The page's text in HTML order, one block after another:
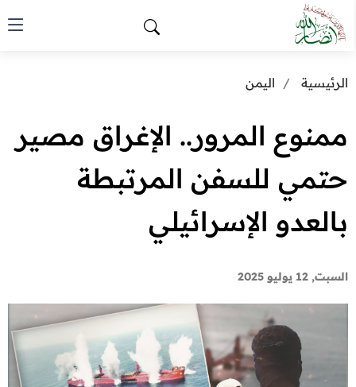
الرئيسية اليمن
ممنوع المرور.. الإغراق مصير
حتمي للسفن المرتبطة
بالعدو الإسرائيلي
السبت, 12 يوليو 2025